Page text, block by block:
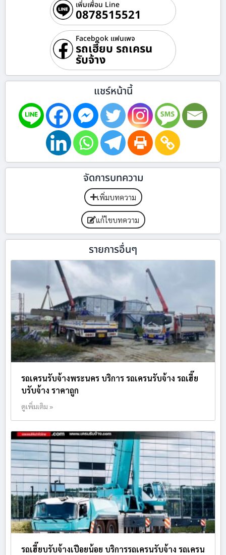
เพิ่มเพื่อน Line
0878515521
Facebook แฟนเพจ
รถเฮี๊ยบ รถเครน
รับจ้าง
แชร์หน้านี้
จัดการบทความ
เพิ่มบทความ
แก้ไขบทความ
รายการอื่นๆ
รถเครนรับจ้างพระนคร บริการ รถเครนรับจ้าง รถเฮี๊ย
บรับจ้าง ราคาถูก
ดูเพิ่มเติม »
รถเฮี๊ยบรับจ้างเปือยน้อย บริการรถเครนรับจ้าง รถเครน